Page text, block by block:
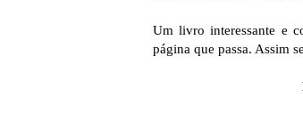
Um livro interessante e
página que passa. Assim